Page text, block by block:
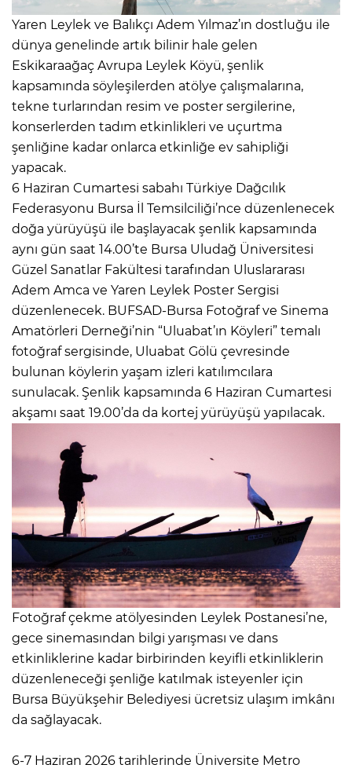
Yaren Leylek ve Balıkçı Adem Yılmaz’ın dostluğu ile
dünya genelinde artık bilinir hale gelen
Eskikaraağaç Avrupa Leylek Köyü, şenlik
kapsamında söyleşilerden atölye çalışmalarına,
tekne turlarından resim ve poster sergilerine,
konserlerden tadım etkinlikleri ve uçurtma
şenliğine kadar onlarca etkinliğe ev sahipliği
yapacak.
6 Haziran Cumartesi sabahı Türkiye Dağcılık
Federasyonu Bursa İl Temsilciliği’nce düzenlenecek
doğa yürüyüşü ile başlayacak şenlik kapsamında
aynı gün saat 14.00’te Bursa Uludağ Üniversitesi
Güzel Sanatlar Fakültesi tarafından Uluslararası
Adem Amca ve Yaren Leylek Poster Sergisi
düzenlenecek. BUFSAD-Bursa Fotoğraf ve Sinema
Amatörleri Derneği’nin “Uluabat’ın Köyleri” temalı
fotoğraf sergisinde, Uluabat Gölü çevresinde
bulunan köylerin yaşam izleri katılımcılara
sunulacak. Şenlik kapsamında 6 Haziran Cumartesi
akşamı saat 19.00’da da kortej yürüyüşü yapılacak.
Fotoğraf çekme atölyesinden Leylek Postanesi’ne,
gece sinemasından bilgi yarışması ve dans
etkinliklerine kadar birbirinden keyifli etkinliklerin
düzenleneceği şenliğe katılmak isteyenler için
Bursa Büyükşehir Belediyesi ücretsiz ulaşım imkânı
da sağlayacak.
6-7 Haziran 2026 tarihlerinde Üniversite Metro